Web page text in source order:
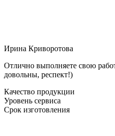
Ирина Криворотова
Отлично выполняете свою
довольны, респект!)
Качество продукции
Уровень сервиса
Срок изготовления